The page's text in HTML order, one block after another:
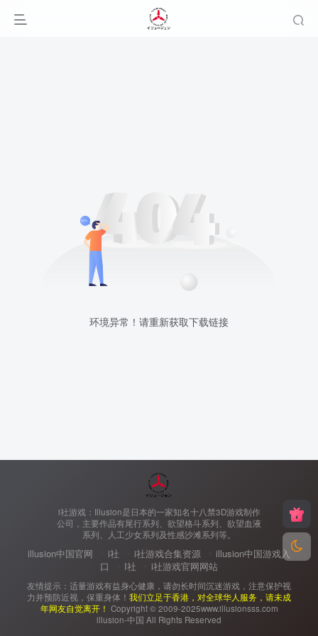
环境异常！请重新获取下载链接
i社游戏：Illusion是日本的一家知名十八禁3D游戏制作
公司，主要作品有尾行系列、欲望格斗系列、欲望血液
系列、人工少女系列及性感沙滩系列等。
illusion中国官网 i社 i社游戏合集资源
illusion中国游戏入
口
I社 i社游戏官网网站
友情提示：适量游戏有益身心健康，请勿长时间沉迷游戏，注意保护视
力并预防近视，保重身体！ 我们立足于香港，对全球华人服务，请未成
年网友自觉离开！ Copyright © 2009-2025www.illusionsss.com
illusion-中国 All Rights Reserved